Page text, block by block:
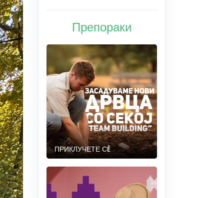
Препораки
ПРИКЛУЧЕТЕ СÈ